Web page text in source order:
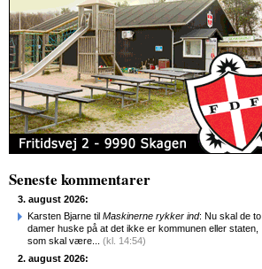
Seneste kommentarer
3. august 2026:
Karsten Bjarne til Maskinerne rykker ind: Nu skal de to
damer huske på at det ikke er kommunen eller staten,
som skal være... (kl. 14:54)
2. august 2026: